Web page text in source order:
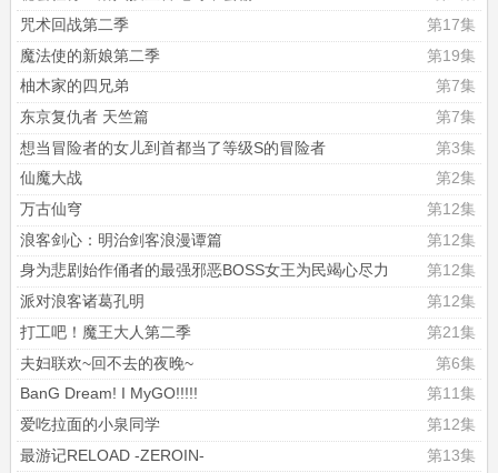
咒术回战第二季
第17集
魔法使的新娘第二季
第19集
柚木家的四兄弟
第7集
东京复仇者 天竺篇
第7集
想当冒险者的女儿到首都当了等级S的冒险者
第3集
仙魔大战
第2集
万古仙穹
第12集
浪客剑心：明治剑客浪漫谭篇
第12集
身为悲剧始作俑者的最强邪恶BOSS女王为民竭心尽力
第12集
派对浪客诸葛孔明
第12集
打工吧！魔王大人第二季
第21集
夫妇联欢~回不去的夜晚~
第6集
BanG Dream! I MyGO!!!!!
第11集
爱吃拉面的小泉同学
第12集
最游记RELOAD -ZEROIN-
第13集